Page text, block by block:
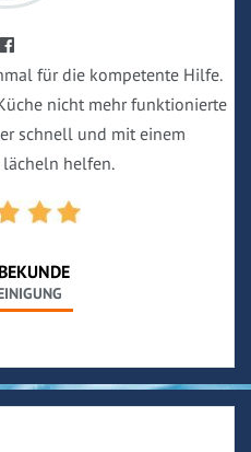
für die kompetente Hilfe.
nicht mehr funktionierte
schnell und mit einem
helfen.